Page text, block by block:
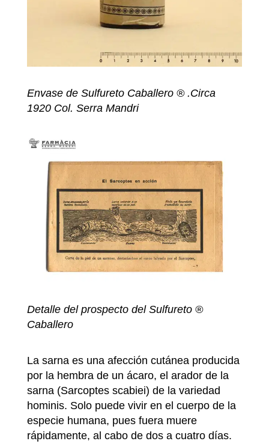
Envase de Sulfureto Caballero ® .Circa
1920 Col. Serra Mandri
Detalle del prospecto del Sulfureto ®
Caballero
La sarna es una afección cutánea producida
por la hembra de un ácaro, el arador de la
sarna (Sarcoptes scabiei) de la variedad
hominis. Solo puede vivir en el cuerpo de la
especie humana, pues fuera muere
rápidamente, al cabo de dos a cuatro días.